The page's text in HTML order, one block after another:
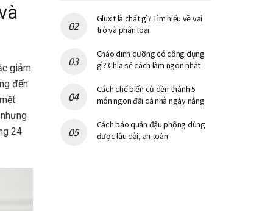
giảm
đến
24
Gluxit là chất gì? Tìm hiểu về vai
trò và phân loại
Cháo dinh dưỡng có công dụng
gì? Chia sẻ cách làm ngon nhất
Cách chế biến củ dền thành 5
món ngon đãi cả nhà ngày nắng
Cách bảo quản đậu phộng dùng
được lâu dài, an toàn